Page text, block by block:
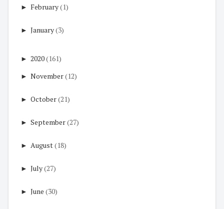
► February(1)
► January(3)
► 2020(161)
► November(12)
► October(21)
► September(27)
► August(18)
► July(27)
► June (30)